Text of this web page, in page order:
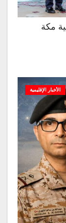
مكة
الأخبار الإقليمية